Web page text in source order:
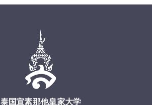
泰国宣素那他皇家大学